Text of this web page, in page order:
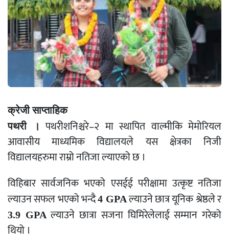
क्रेजी साप्ताहिक
पथरी । पथरीशनिश्चरे–२ मा स्थापित वाल्मीकि मेमोरियल
आवासीय माध्यमिक विद्यालयले यस क्षेत्रका निजी
विद्यालयहरुमा राम्रो नतिजा ल्याएको छ ।
विहिबार सार्वजनिक भएको एसईई परीक्षामा उत्कृष्ट नतिजा
ल्याउन सफल भएको भन्दै4 GPAल्याउने छात्र यूनिक श्रेष्ठले र
3.9 GPAल्याउने छात्रा सजना घिमिरेलेलाई सम्मान गरेको
थियो ।